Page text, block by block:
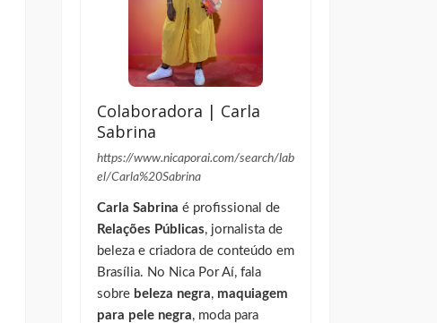
Colaboradora | Carla
Sabrina
https://www.nicaporai.com/search/lab
el/Carla%20Sabrina
Carla Sabrina é profissional de
Relações Públicas, jornalista de
beleza e criadora de conteúdo em
Brasília. No Nica Por Aí, fala
sobre beleza negra, maquiagem
para pele negra, moda para